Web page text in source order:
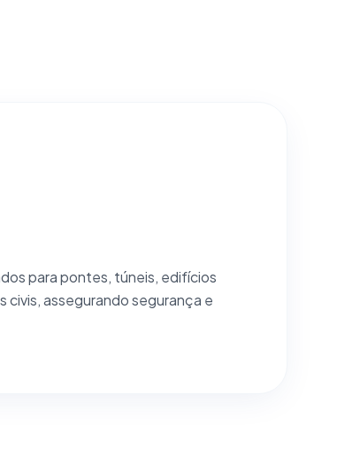
para pontes, túneis, edifícios
assegurando segurança e